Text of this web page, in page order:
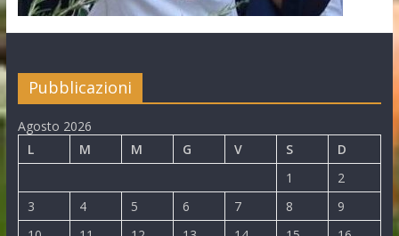
Pubblicazioni
Agosto 2026
L
M M G V S
D
1
2
3
4 5 6 7 8
9